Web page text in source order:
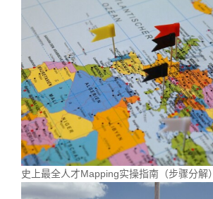
史上最全人才Mapping实操指南（步骤分解）